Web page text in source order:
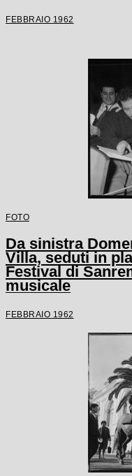
FEBBRAIO 1962
FOTO
Da sinistra
Villa, seduti in
Festival di
musicale
FEBBRAIO 1962